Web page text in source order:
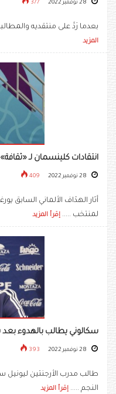
377
بعدما رَدَّ على منتقديه
المزيد
انتقادات كلينسمان لـ
409
أثار الهدّاف الألماني السابق
لمنتخب ..... إقرأ المزيد
سكالوني يطالب بالهدوء
393
طالب مدرب الأرجنتين ليونيل
النجم ..... إقرأ المزيد